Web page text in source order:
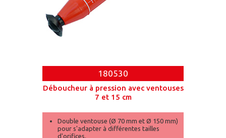
180530
Déboucheur à pression avec ventouses
7 et 15 cm
Double ventouse (Ø 70 mm et Ø 150 mm)
pour s'adapter à différentes tailles
d'orifices.